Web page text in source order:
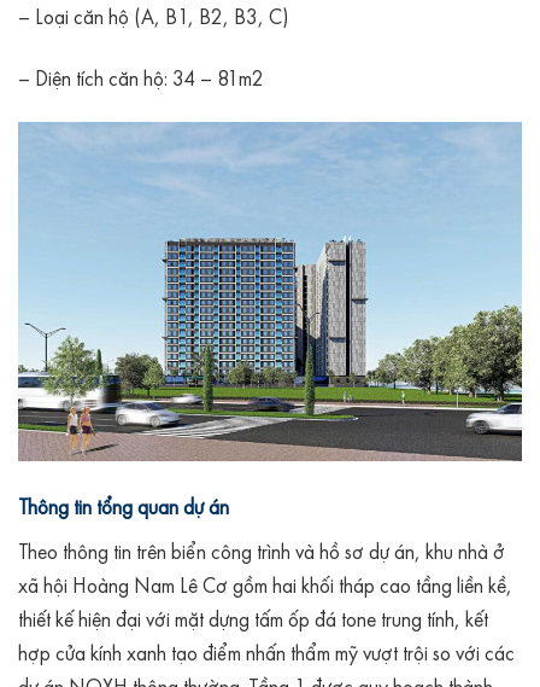
– Loại căn hộ (A, B1, B2, B3, C)
– Diện tích căn hộ: 34 – 81m2
Thông tin tổng quan dự án
Theo thông tin trên biển công trình và hồ sơ dự án, khu nhà ở
xã hội Hoàng Nam Lê Cơ gồm hai khối tháp cao tầng liền kề,
thiết kế hiện đại với mặt dựng tấm ốp đá tone trung tính, kết
hợp cửa kính xanh tạo điểm nhấn thẩm mỹ vượt trội so với các